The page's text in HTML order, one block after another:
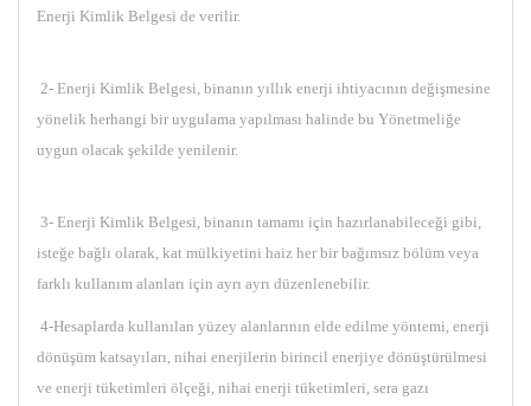
Enerji Kimlik Belgesi de verilir.
2- Enerji Kimlik Belgesi, binanın yıllık enerji ihtiyacının değişmesine
yönelik herhangi bir uygulama yapılması halinde bu Yönetmeliğe
uygun olacak şekilde yenilenir.
3- Enerji Kimlik Belgesi, binanın tamamı için hazırlanabileceği gibi,
isteğe bağlı olarak, kat mülkiyetini haiz her bir bağımsız bölüm veya
farklı kullanım alanları için ayrı ayrı düzenlenebilir.
4-Hesaplarda kullanılan yüzey alanlarının elde edilme yöntemi, enerji
dönüşüm katsayıları, nihai enerjilerin birincil enerjiye dönüştürülmesi
ve enerji tüketimleri ölçeği, nihai enerji tüketimleri, sera gazı